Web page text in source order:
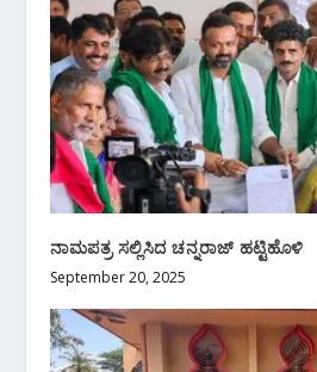
ನಾಮಪತ್ರ ಸಲ್ಲಿಸಿದ ಚನ್ನರಾಜ್‌ ಹಟ್ಟಿಹೊಳಿ
September 20, 2025